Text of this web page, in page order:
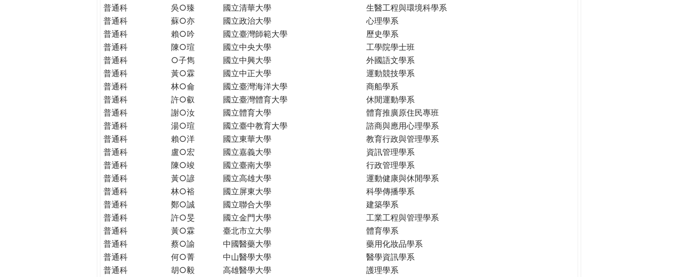
e
r
e
普通科
吳○臻 國立清華大學
生醫工程與環境科學系
普通科
蘇○亦 國立政治大學
心理學系
普通科
賴○吟 國立臺灣師範大學
歷史學系
普通科
陳○瑄 國立中央大學
工學院學士班
普通科
○子雋 國立中興大學
外國語文學系
普通科
黃○霖 國立中正大學
運動競技學系
普通科
林○侖 國立臺灣海洋大學
商船學系
普通科
許○叡 國立臺灣體育大學
休閒運動學系
普通科
謝○汝 國立體育大學
體育推廣原住民專班
普通科
湯○瑄 國立臺中教育大學
諮商與應用心理學系
普通科
賴○洋 國立東華大學
教育行政與管理學系
普通科
盧○宏 國立嘉義大學
資訊管理學系
普通科
陳○竣 國立臺南大學
行政管理學系
普通科
黃○諺 國立高雄大學
運動健康與休閒學系
普通科
林○裕 國立屏東大學
科學傳播學系
普通科
鄭○誠 國立聯合大學
建築學系
普通科
許○旻 國立金門大學
工業工程與管理學系
普通科
黃○霖 臺北市立大學
體育學系
普通科
蔡○諭 中國醫藥大學
藥用化妝品學系
普通科
何○菁 中山醫學大學
醫學資訊學系
普通科
胡○毅 高雄醫學大學
護理學系